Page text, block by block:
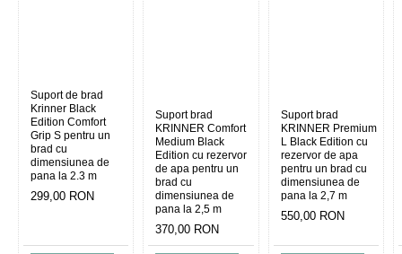
Suport de brad
Krinner Black
Edition Comfort
Grip S pentru un
brad cu
dimensiunea de
pana la 2.3 m
299,00 RON
Suport brad
KRINNER Comfort
Medium Black
Edition cu rezervor
de apa pentru un
brad cu
dimensiunea de
pana la 2,5 m
370,00 RON
Suport brad
KRINNER Premium
L Black Edition cu
rezervor de apa
pentru un brad cu
dimensiunea de
pana la 2,7 m
550,00 RON